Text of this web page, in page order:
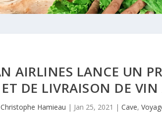
AIRLINES LANCE UN
DE LIVRAISON DE
Christophe Hamieau | Jan 25, 2021 | Cave,